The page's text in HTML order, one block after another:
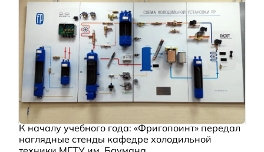
К началу учебного года: «Фригопоинт» передал
наглядные стенды кафедре холодильной